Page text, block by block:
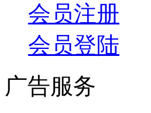
会员注册
会员登陆
广告服务